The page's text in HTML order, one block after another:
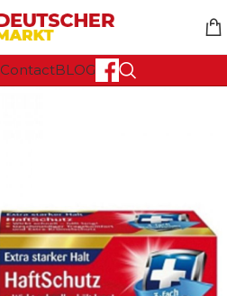
ContactBLOG